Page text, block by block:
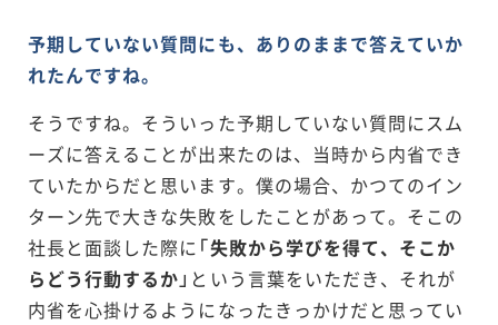
予期していない質問にも、ありのままで答えていか
れたんですね。
そうですね。そういった予期していない質問にスム
ーズに答えることが出来たのは、当時から内省でき
ていたからだと思います。僕の場合、かつてのイン
ターン先で大きな失敗をしたことがあって。そこの
社長と面談した際に 「失敗から学びを得て、そこか
らどう行動するか」 という言葉をいただき、それが
内省を心掛けるようになったきっかけだと思ってい